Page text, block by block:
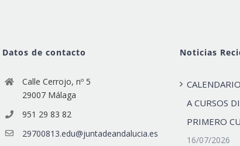
Datos de contacto
Calle Cerrojo, nº 5
29007 Málaga
951 29 83 82
29700813.edu@juntadeandalucia.es
Noticias
A CURSOS
PRIMERO
16/07/2026